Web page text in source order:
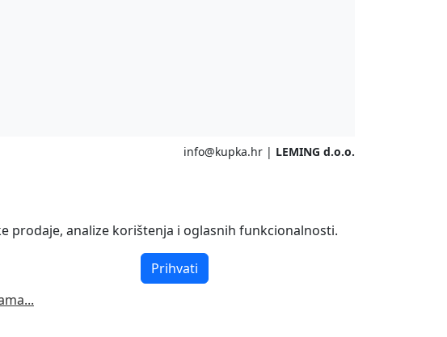
info@kupka.hr | LEMING d.o.o.
prodaje, analize korištenja i oglasnih funkcionalnosti.
Prihvati